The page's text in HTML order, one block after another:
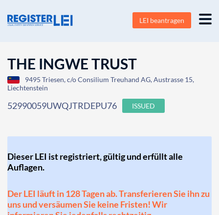
LEI beantragen
THE INGWE TRUST
9495 Triesen, c/o Consilium Treuhand AG, Austrasse 15,
Liechtenstein
52990059UWQJTRDEPU76 ISSUED
Dieser LEI ist registriert, gültig und erfüllt alle
Auflagen.
Der LEI läuft in 128 Tagen ab. Transferieren Sie ihn zu
uns und versäumen Sie keine Fristen! Wir